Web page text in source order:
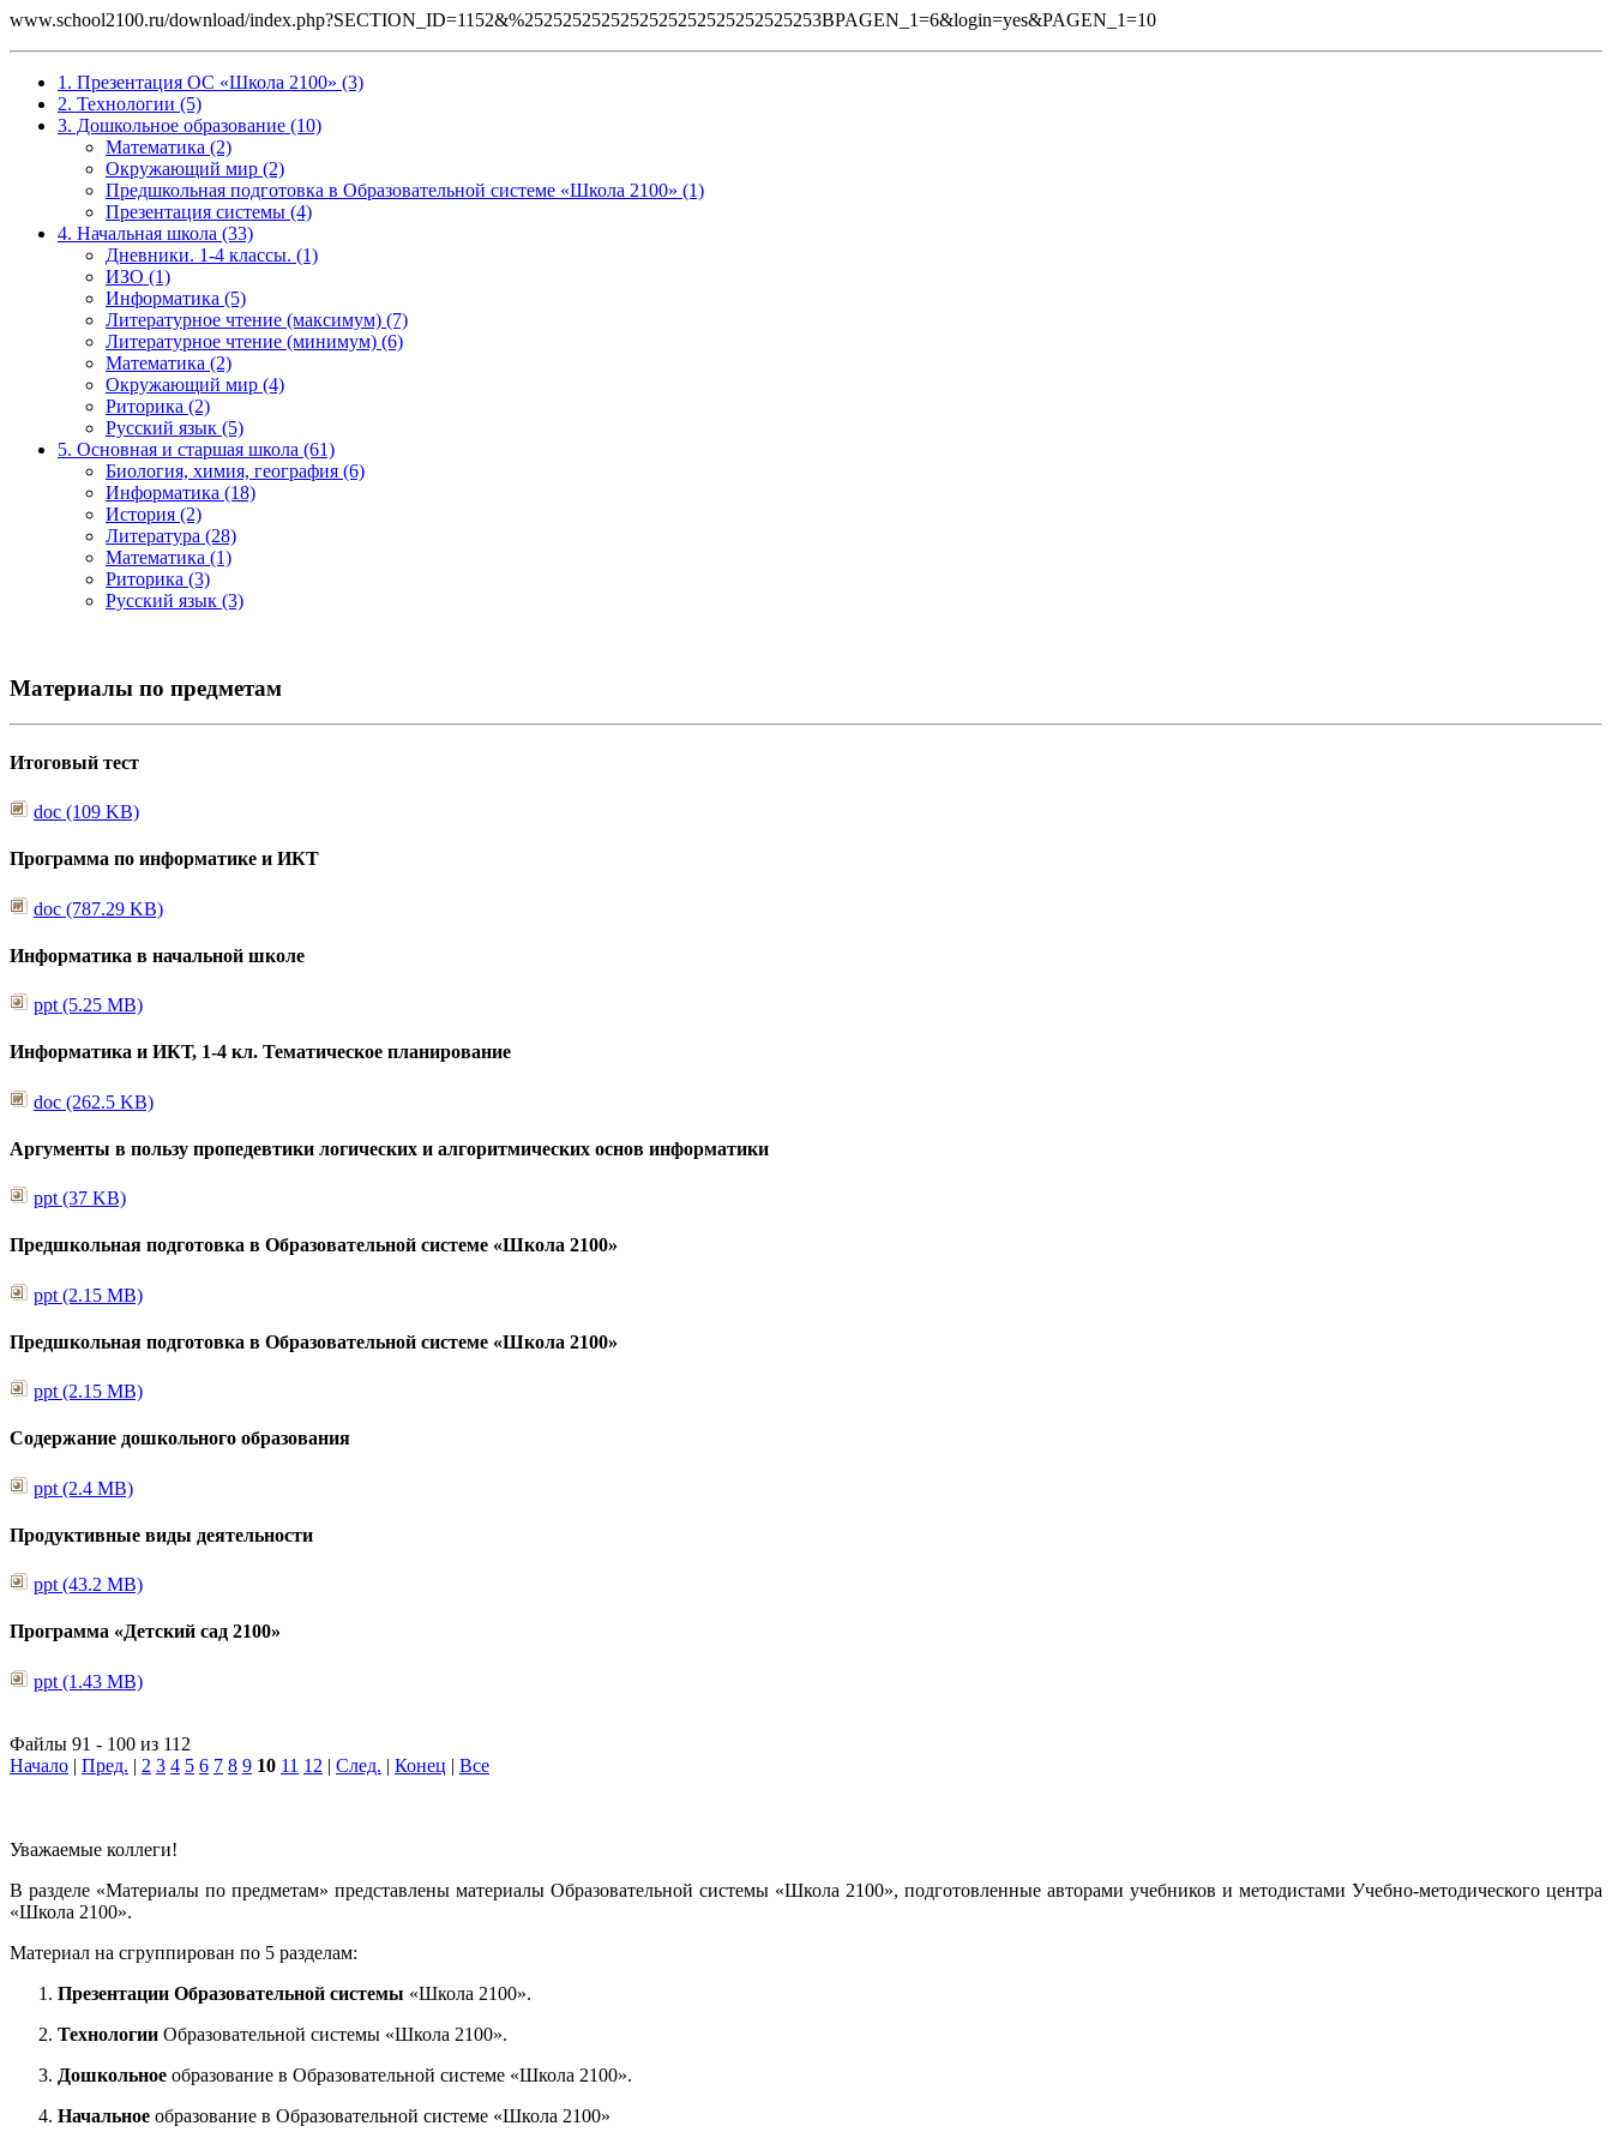
www.school2100.ru/download/index.php?SECTION_ID=1152&%2525252525252525252525252525253BPAGEN_1=6&login=yes&PAGEN_1=10
1. Презентация ОС «Школа 2100» (3)
2. Технологии (5)
3. Дошкольное образование (10)
Математика (2)
Окружающий мир (2)
Предшкольная подготовка в Образовательной системе «Школа 2100» (1)
Презентация системы (4)
4. Начальная школа (33)
Дневники. 1-4 классы. (1)
ИЗО (1)
Информатика (5)
Литературное чтение (максимум) (7)
Литературное чтение (минимум) (6)
Математика (2)
Окружающий мир (4)
Риторика (2)
Русский язык (5)
5. Основная и старшая школа (61)
Биология, химия, география (6)
Информатика (18)
История (2)
Литература (28)
Математика (1)
Риторика (3)
Русский язык (3)
Материалы по предметам
Итоговый тест
doc (109 KB)
Программа по информатике и ИКТ
doc (787.29 KB)
Информатика в начальной школе
ppt (5.25 MB)
Информатика и ИКТ, 1-4 кл. Тематическое планирование
doc (262.5 KB)
Аргументы в пользу пропедевтики логических и алгоритмических основ информатики
ppt (37 KB)
Предшкольная подготовка в Образовательной системе «Школа 2100»
ppt (2.15 MB)
Предшкольная подготовка в Образовательной системе «Школа 2100»
ppt (2.15 MB)
Содержание дошкольного образования
ppt (2.4 MB)
Продуктивные виды деятельности
ppt (43.2 MB)
Программа «Детский сад 2100»
ppt (1.43 MB)
Файлы 91 - 100 из 112
Начало | Пред. | 2 3 4 5 6 7 8 9 10 11 12 | След. | Конец | Все
Уважаемые коллеги!
В разделе «Материалы по предметам» представлены материалы Образовательной системы «Школа 2100», подготовленные авторами учебников и методистами Учебно-методического центра
«Школа 2100».
Материал на сгруппирован по 5 разделам:
Презентации Образовательной системы «Школа 2100».
Технологии Образовательной системы «Школа 2100».
Дошкольное образование в Образовательной системе «Школа 2100».
Начальное образование в Образовательной системе «Школа 2100»